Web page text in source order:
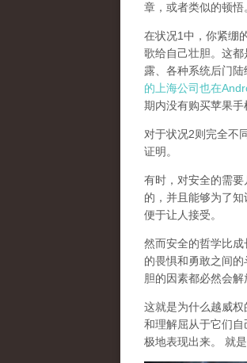
章，或者类似的顿悟
在状况1中，你紧绷
歌给自己壮胆。这
露、各种系统后门陆
的上海公司也在
期内没有购买苹果手
对于状况2则完全不
证明。
有时，对安全的需
的，并且能够为了
便于让人接受。
然而安全的哲学比
的畏惧和勇敢之间
胆的因素都必然会解
这就是为什么越威
和理解屈从于它们
极地表现出来。 就